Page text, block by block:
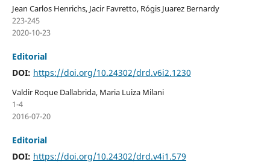
Jean Carlos Henrichs, Jacir Favretto, Rógis Juarez Bernardy
223-245
2020-10-23
Editorial
DOI: https://doi.org/10.24302/drd.v6i2.1230
Valdir Roque Dallabrida, Maria Luiza Milani
1-4
2016-07-20
Editorial
DOI: https://doi.org/10.24302/drd.v4i1.579